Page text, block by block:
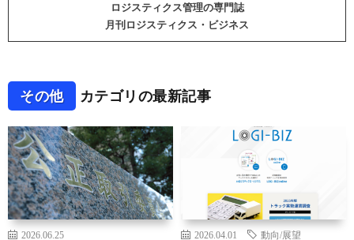
ロジスティクス管理の専門誌
月刊ロジスティクス・ビジネス
その他 カテゴリの最新記事
2026.06.25
2026.04.01 動向/展望